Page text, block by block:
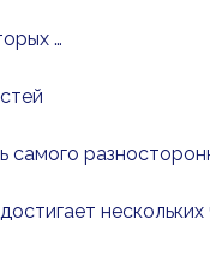
…
самого